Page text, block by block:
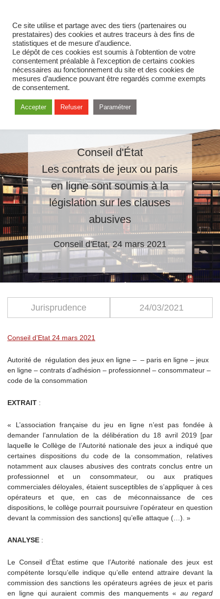
Conseil d'État
Les contrats de jeux ou paris
en ligne sont soumis à la
législation sur les clauses
abusives
Conseil d'Etat, 24 mars 2021
Jurisprudence 24/03/2021
Conseil d’Etat 24 mars 2021
Autorité de régulation des jeux en ligne – – paris en ligne – jeux
en ligne – contrats d’adhésion – professionnel – consommateur –
code de la consommation
EXTRAIT :
« L’association française du jeu en ligne n’est pas fondée à
demander l’annulation de la délibération du 18 avril 2019 [par
laquelle le Collège de l’Autorité nationale des jeux a indiqué que
certaines dispositions du code de la consommation, relatives
notamment aux clauses abusives des contrats conclus entre un
professionnel et un consommateur, ou aux pratiques
commerciales déloyales, étaient susceptibles de s’appliquer à ces
opérateurs et que, en cas de méconnaissance de ces
dispositions, le collège pourrait poursuivre l’opérateur en question
devant la commission des sanctions] qu’elle attaque (…). »
ANALYSE :
Le Conseil d’État estime que l’Autorité nationale des jeux est
compétente lorsqu’elle indique qu’elle entend attraire devant la
commission des sanctions les opérateurs agrées de jeux et paris
en ligne qui auraient commis des manquements « au regard
Ce site utilise et partage avec des tiers (partenaires ou
prestataires) des cookies et autres traceurs à des fins de
statistiques et de mesure d’audience.
Le dépôt de ces cookies est soumis à l’obtention de votre
consentement préalable à l’exception de certains cookies
nécessaires au fonctionnement du site et des cookies de
mesures d’audience pouvant être regardés comme exempts
de consentement.
Accepter Refuser Paramétrer